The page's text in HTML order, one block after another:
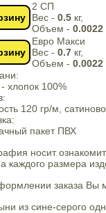
2 СП
Вес - 0.5 кг,
Объем - 0.0022
Евро Макси
Вес - 0.7 кг,
Объем - 0.0022
хлопок 100%
120 гр/м,
пакет ПВХ
носит
каждого размера
заказа Вы
из сине-серого